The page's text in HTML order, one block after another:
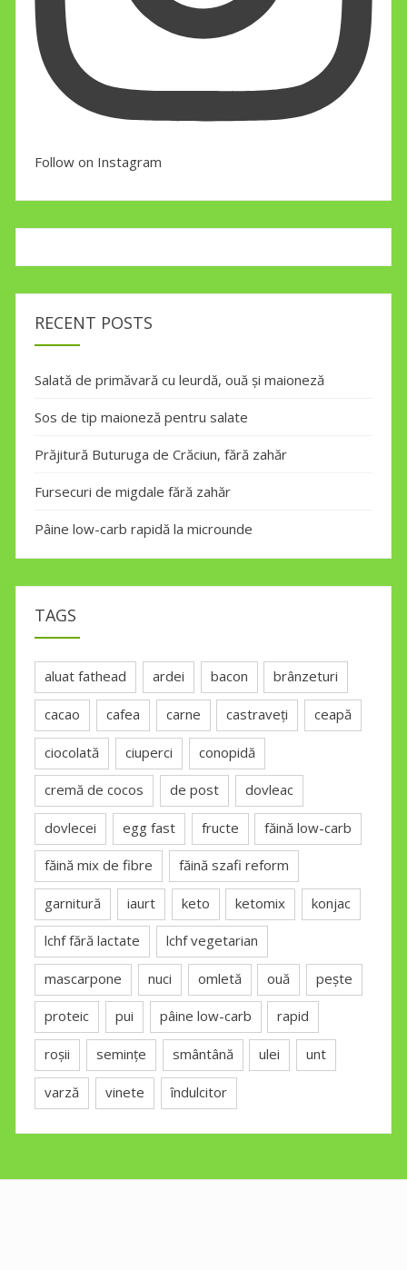
Follow on Instagram
RECENT POSTS
Salată de primăvară cu leurdă, ouă și maioneză
Sos de tip maioneză pentru salate
Prăjitură Buturuga de Crăciun, fără zahăr
Fursecuri de migdale fără zahăr
Pâine low-carb rapidă la microunde
TAGS
aluat fathead ardei bacon brânzeturi
cacao cafea carne castraveți ceapă
ciocolată ciuperci conopidă
cremă de cocos de post dovleac
dovlecei egg fast fructe făină low-carb
făină mix de fibre făină szafi reform
garnitură iaurt keto ketomix konjac
lchf fără lactate lchf vegetarian
mascarpone nuci omletă ouă pește
proteic pui pâine low-carb rapid
roșii semințe smântână ulei unt
varză vinete îndulcitor